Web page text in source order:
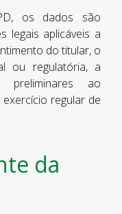
os dados são
legais aplicáveis a
do titular, o
ou regulatória, a
preliminares ao
regular de
da